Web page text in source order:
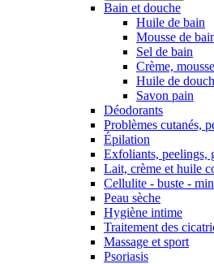
Bain et douche
Huile de bain
Mousse de
Sel de bain
Crème,
Huile de
Savon pain
Déodorants
Problèmes cutanés,
Épilation
Exfoliants, peelings,
Lait, crème et huile
Cellulite - buste -
Peau sèche
Hygiène intime
Traitement des
Massage et sport
Psoriasis